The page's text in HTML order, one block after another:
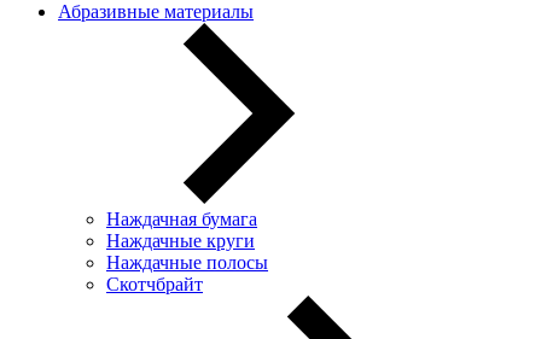
Абразивные материалы
Наждачная бумага
Наждачные круги
Наждачные полосы
Скотчбрайт